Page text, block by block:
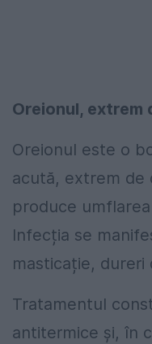
Oreionul, extrem
Oreionul este o
acută, extrem de
produce
Infecția se
masticație,
Tratamentul
antitermice şi, în